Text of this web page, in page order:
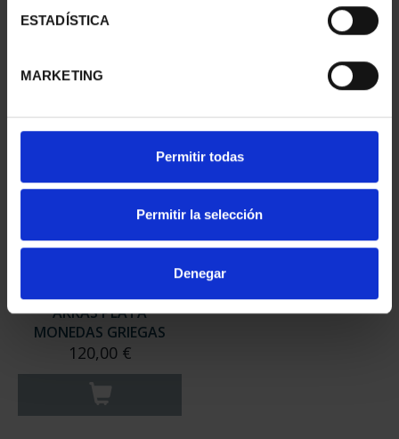
ESTADÍSTICA
MARKETING
Permitir todas
Permitir la selección
Denegar
AUSTRIAS
3.185,00 €
PESETAS PLATA
190,00 €
ARRAS PLATA
MONEDAS GRIEGAS
120,00 €